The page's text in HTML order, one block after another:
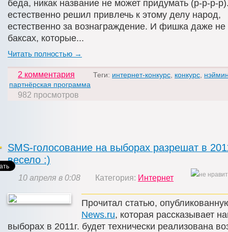
беда, никак название не может придумать (р-р-р-
естественно решил привлечь к этому делу народ,
естественно за вознаграждение. И фишка даже не
баксах, которые...
Читать полностью →
2 комментария Теги: интернет-конкурс конкурс
партнёрская программа
982 просмотров
SMS-голосование на выборах разрешат в
весело :)
10 апреля в 0:08 Категория: Интернет
Прочитал статью,
News.ru, которая рассказывает
выборах в 2011г. будет технически реализована